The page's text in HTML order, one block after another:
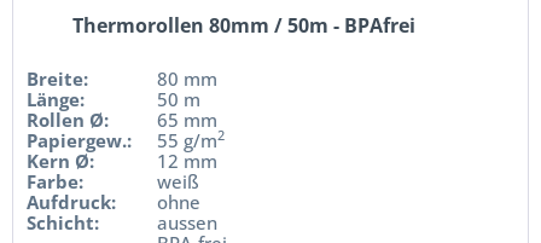
Thermorollen 80mm / 50m - BPAfrei
Breite:
80 mm
Länge:
50 m
Rollen Ø:
65 mm
Papiergew.:
55 g/m2
Kern Ø:
12 mm
Farbe:
weiß
Aufdruck:
ohne
Schicht:
aussen